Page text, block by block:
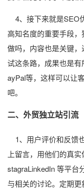
4、接下来就是SEO
高知名度的重要手段
做吗，内容也是关键
试这条路，成果也是
ayPal等，这样可以让
吧。
二、外贸独立站引流
1、用户评价和反馈
上留言，用他们的真
stagraLinkedIn 等平台
与相关的讨论。定期